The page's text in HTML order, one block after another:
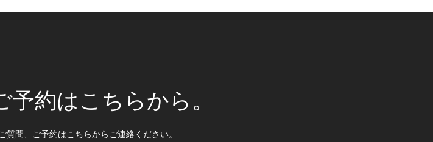
約はこちらから。
問、ご予約はこちらからご連絡ください。